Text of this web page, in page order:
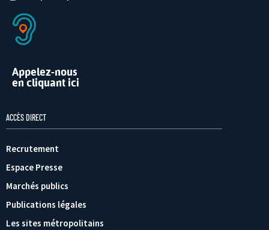
Appelez-nous
en cliquant ici
ACCÈS DIRECT
Recrutement
Espace Presse
Marchés publics
Publications légales
Les sites métropolitains